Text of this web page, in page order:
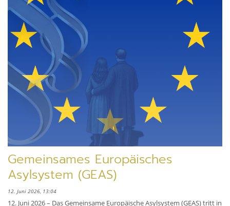
Gemeinsames Europäisches
Asylsystem (GEAS)
12. Juni 2026, 13:04
12. Juni 2026 – Das Gemeinsame Europäische Asylsystem (GEAS) tritt in